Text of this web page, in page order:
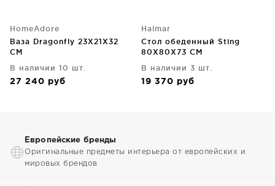
HomeAdore
Ваза Dragonfly 23X21X32
CM
В наличии 10 шт.
27 240 руб
Halmar
Стол обеденный Sting
80X80X73 CM
В наличии 3 шт.
19 370 руб
Европейские бренды
Оригинальные предметы интерьера от европейских и
мировых брендов